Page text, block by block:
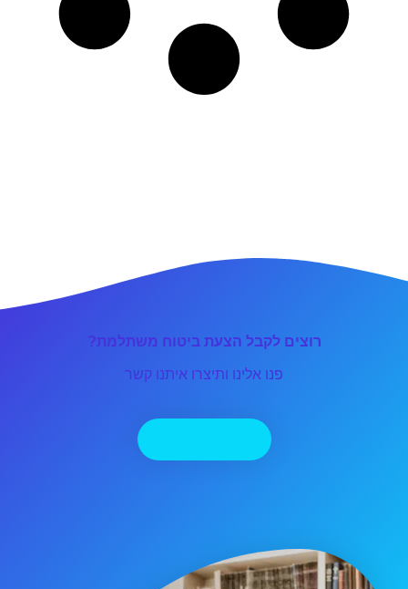
רוצים לקבל הצעת ביטוח משתלמת?
פנו אלינו ותיצרו איתנו קשר